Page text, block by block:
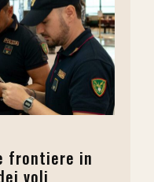
frontiere in
voli